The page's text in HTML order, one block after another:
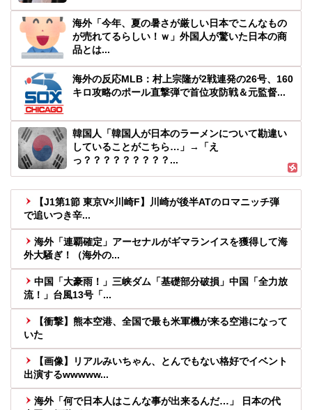
海外「今年、夏の暑さが厳しい日本でこんなもの
が売れてるらしい！ｗ」外国人が驚いた日本の商
品とは...
海外の反応MLB：村上宗隆が2戦連発の26号、160
キロ攻略のポール直撃弾で首位攻防戦＆元監督...
韓国人「韓国人が日本のラーメンについて勘違い
していることがこちら…」→「え
っ？？？？？？？？？...
【J1第1節 東京V×川崎F】川崎が後半ATのロマニッチ弾
で追いつき辛...
海外「連覇確定」アーセナルがギマランイスを獲得して海
外大騒ぎ！（海外の...
中国「大豪雨！」三峡ダム「基礎部分破損」中国「全力放
流！」台風13号「...
【衝撃】熊本空港、全国で最も米軍機が来る空港になって
いた
【画像】リアルみいちゃん、とんでもない格好でイベント
出演するwwwww...
海外「何で日本人はこんな事が出来るんだ…」 日本の代